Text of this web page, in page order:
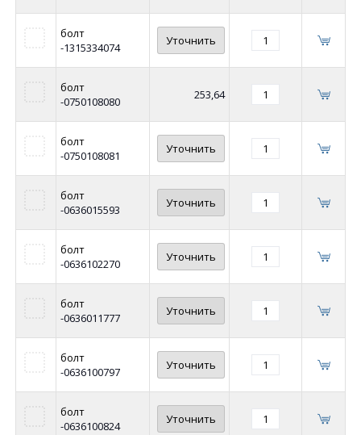
болт
-1315334074
Уточнить
болт
-0750108080
253,64
болт
-0750108081
Уточнить
болт
-0636015593
Уточнить
болт
-0636102270
Уточнить
болт
-0636011777
Уточнить
болт
-0636100797
Уточнить
болт
-0636100824
Уточнить